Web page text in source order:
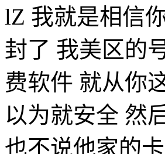
lZ 我就是相信
封了 我美区的
费软件 就从你
以为就安全 然
也不说他家的